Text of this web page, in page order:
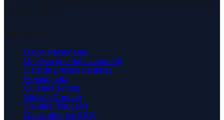
Datos Nacionales
Dentista que habla español
Lista de precios dentales
Metodología
Quiénes somos
Edición Canadá
Canada (français)
Datos abiertos (DOI)